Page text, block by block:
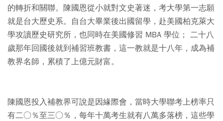
的轉折和關聯。陳國恩從小就對文史著迷，考大學第一志願
就是台大歷史系。自台大畢業後出國留學，赴美國柏克萊大
學攻讀歷史研究所，也同時在美國修習 MBA 學位； 二十八
歲那年回國後就到補習班教書，這一教就是十八年，成為補
教界名師，累積了上億元財富。
陳國恩投入補教界可說是因緣際會，當時大學聯考上榜率只
有二○％至三○％，每年十萬考生就有八萬多落榜，這些學